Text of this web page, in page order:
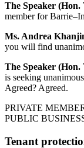
The Speaker
member for
Ms. Andrea
you will find
The Speaker
is seeking
Agreed? Agreed.
PRIVATE
PUBLIC
Tenant